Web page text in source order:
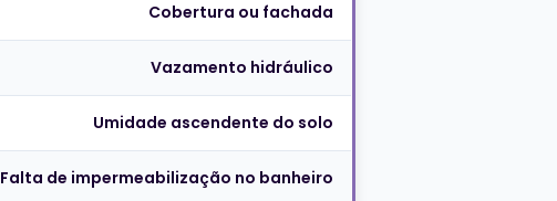
Cobertura ou fachada
Vazamento hidráulico
Umidade ascendente do solo
Falta de impermeabilização no banheiro